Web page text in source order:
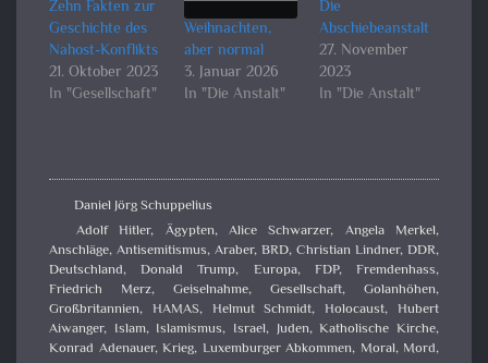
Zehn Fakten zur
Geschichte des
Nahost-Konflikts
21. Oktober 2023
In "Gesellschaft"
Weihnachten,
aber normal
3. Januar 2026
In "Die Anstalt"
Die
Abschiebeanstalt
27. November
2023
In "Die Anstalt"
Daniel Jörg Schuppelius
Adolf Hitler, Ägypten,Alice Schwarzer, Angela Merkel,
Anschläge, Antisemitismus, Araber, BRD, Christian Lindner, DDR,
Deutschland,Donald Trump, Europa, FDP,Fremdenhass,
Friedrich Merz, Geiselnahme, Gesellschaft, Golanhöhen,
Großbritannien, HAMAS, Helmut Schmidt,Holocaust,Hubert
Aiwanger, Islam, Islamismus, Israel, Juden,Katholische Kirche,
Konrad Adenauer, Krieg, Luxemburger Abkommen, Moral, Mord,